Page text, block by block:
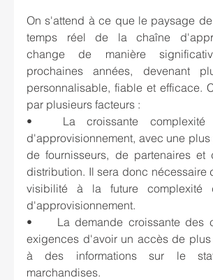
On s'attend à ce que le paysage
temps réel de la chaîne
change de manière
prochaines années, devenant
personnalisable, fiable et efficace.
par plusieurs facteurs :
•	La croissante complexité des chaînes
d'approvisionnement, avec une
de fournisseurs, de partenaires
distribution. Il sera donc nécessaire
visibilité à la future complexité
d'approvisionnement.
•	La demande croissante des clients et leurs
exigences d'avoir un accès de
à des informations sur le
marchandises.